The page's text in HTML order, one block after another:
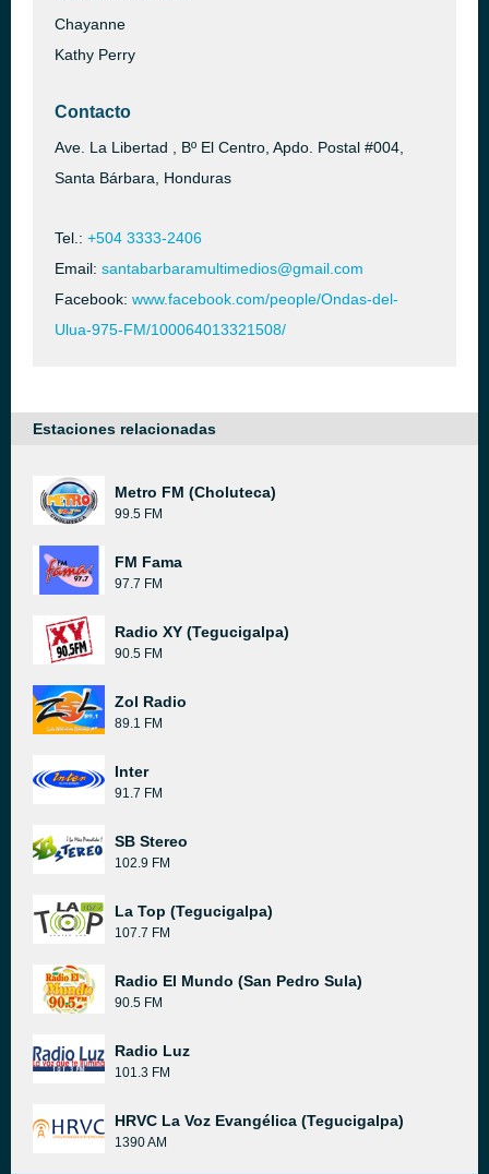
Chayanne
Kathy Perry
Contacto
Ave. La Libertad , Bº El Centro, Apdo. Postal #004,
Santa Bárbara, Honduras
Tel.: +504 3333-2406
Email: santabarbaramultimedios@gmail.com
Facebook: www.facebook.com/people/Ondas-del-
Ulua-975-FM/100064013321508/
Estaciones relacionadas
Metro FM (Choluteca)
99.5 FM
FM Fama
97.7 FM
Radio XY (Tegucigalpa)
90.5 FM
Zol Radio
89.1 FM
Inter
91.7 FM
SB Stereo
102.9 FM
La Top (Tegucigalpa)
107.7 FM
Radio El Mundo (San Pedro Sula)
90.5 FM
Radio Luz
101.3 FM
HRVC La Voz Evangélica (Tegucigalpa)
1390 AM